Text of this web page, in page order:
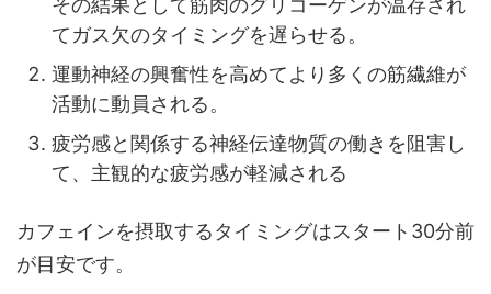
その結果として筋肉のグリコーゲンが温存され
てガス欠のタイミングを遅らせる。
運動神経の興奮性を高めてより多くの筋繊維が
活動に動員される。
疲労感と関係する神経伝達物質の働きを阻害し
て、主観的な疲労感が軽減される
カフェインを摂取するタイミングはスタート30分前
が目安です。